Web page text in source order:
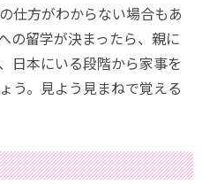
仕方がわからない場合もあ
の留学が決まったら、親に
日本にいる段階から家事を
う。見よう見まねで覚える